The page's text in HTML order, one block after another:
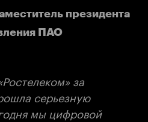
президента
ПАО
за
серьезную
мы цифровой